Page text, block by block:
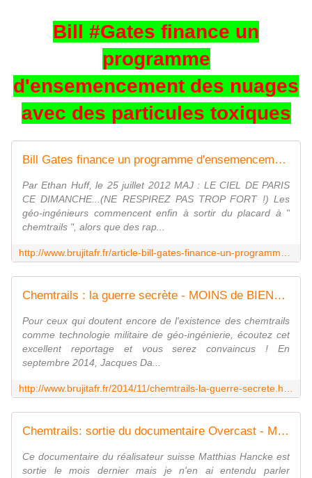
Bill #Gates finance un
programme
d'ensemencement des nuages
avec des particules toxiques
Bill Gates finance un programme d'ensemencement des nuages avec des particules toxiques - MOINS de BIENS PLUS de LIENS
Par Ethan Huff, le 25 juillet 2012 MAJ : LE CIEL DE PARIS
CE DIMANCHE...(NE RESPIREZ PAS TROP FORT !) Les
géo-ingénieurs commencent enfin à sortir du placard à "
chemtrails ", alors que des rap...
Chemtrails : la guerre secrète - MOINS de BIENS PLUS de LIENS
Pour ceux qui doutent encore de l'existence des chemtrails
comme technologie militaire de géo-ingénierie, écoutez cet
excellent reportage et vous serez convaincus ! En
septembre 2014, Jacques Da...
Chemtrails: sortie du documentaire Overcast - MOINS de BIENS PLUS de LIENS
Ce documentaire du réalisateur suisse Matthias Hancke est
sortie le mois dernier mais je n'en ai entendu parler